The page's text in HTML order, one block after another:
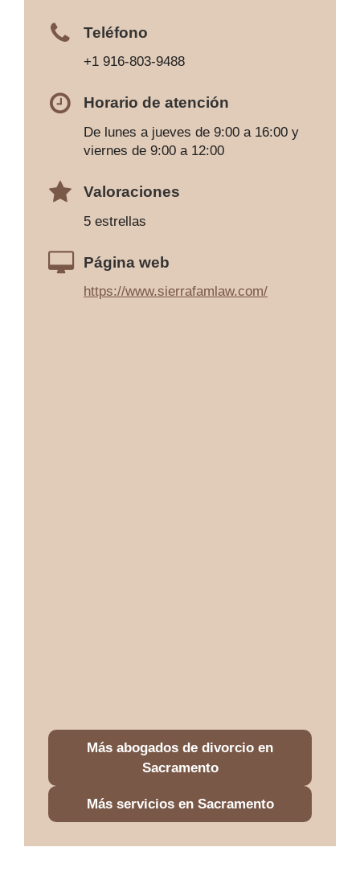
Teléfono
+1 916-803-9488
Horario de atención
De lunes a jueves de 9:00 a 16:00 y
viernes de 9:00 a 12:00
Valoraciones
5 estrellas
Página web
https://www.sierrafamlaw.com/
Más abogados de divorcio en
Sacramento
Más servicios en Sacramento